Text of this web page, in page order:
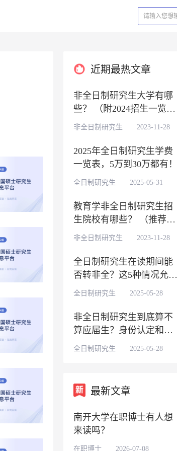
近期最热文章
非全日制研究生大学有哪
些？ （附2024招生一览
表）
非全日制研究生 2023-11-28
2025年全日制研究生学费
一览表，5万到30万都有！
全日制研究生 2025-05-31
教育学非全日制研究生招
生院校有哪些？ （推荐五
所学校）
非全日制研究生 2023-11-28
全日制研究生在读期间能
否转非全？这5种情况允许
调换培养方式
全日制研究生 2025-05-28
非全日制研究生到底算不
算应届生？身份认定和校
招资格一次性说透
全日制研究生 2025-05-28
最新文章
南开大学在职博士有人想
来读吗？
在职博士 2026-07-08